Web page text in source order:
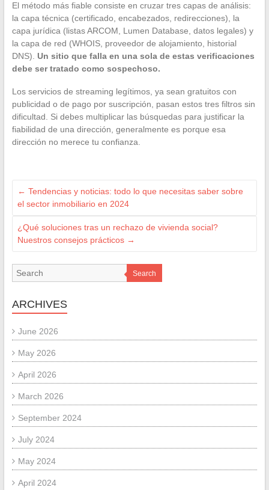
El método más fiable consiste en cruzar tres capas de análisis:
la capa técnica (certificado, encabezados, redirecciones), la
capa jurídica (listas ARCOM, Lumen Database, datos legales) y
la capa de red (WHOIS, proveedor de alojamiento, historial
DNS). Un sitio que falla en una sola de estas verificaciones
debe ser tratado como sospechoso.
Los servicios de streaming legítimos, ya sean gratuitos con
publicidad o de pago por suscripción, pasan estos tres filtros sin
dificultad. Si debes multiplicar las búsquedas para justificar la
fiabilidad de una dirección, generalmente es porque esa
dirección no merece tu confianza.
← Tendencias y noticias: todo lo que necesitas saber sobre
el sector inmobiliario en 2024
¿Qué soluciones tras un rechazo de vivienda social?
Nuestros consejos prácticos →
Search
ARCHIVES
June 2026
May 2026
April 2026
March 2026
September 2024
July 2024
May 2024
April 2024